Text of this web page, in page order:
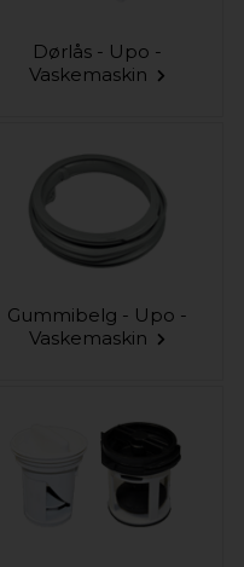
Dørlås - Upo -
Vaskemaskin
Gummibelg - Upo -
Vaskemaskin